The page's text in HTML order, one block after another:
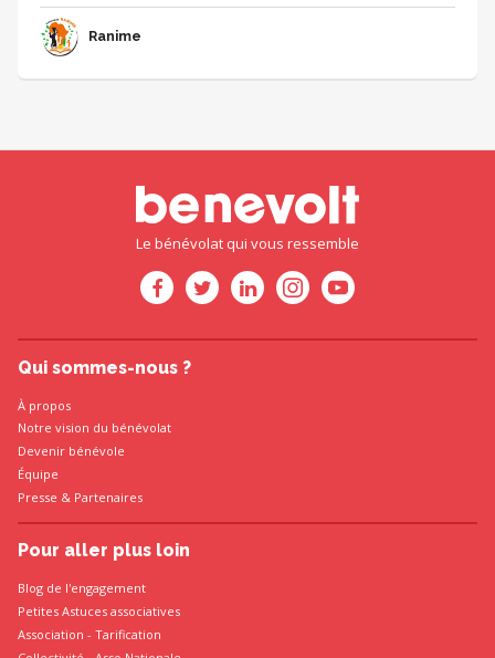
Ranime
Le bénévolat qui vous ressemble
Qui sommes-nous ?
À propos
Notre vision du bénévolat
Devenir bénévole
Équipe
Presse & Partenaires
Pour aller plus loin
Blog de l'engagement
Petites Astuces associatives
Association - Tarification